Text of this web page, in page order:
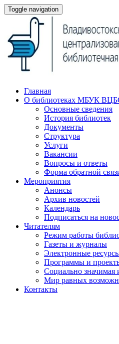
Toggle navigation
Главная
О библиотеках МБУК
Основные сведения
История библиотек
Документы
Структура
Услуги
Вакансии
Вопросы и ответы
Форма обратной
Мероприятия
Анонсы
Архив новостей
Календарь
Подписаться на
Читателям
Режим работы
Газеты и журналы
Электронные
Программы и
Социально значимая
Мир равных
Контакты